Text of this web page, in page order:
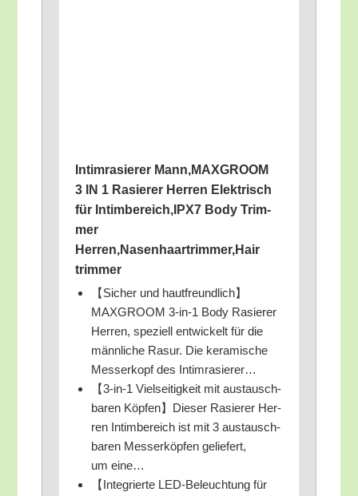
Intim­ra­sie­rer Mann,MAXGROOM
3 IN 1 Rasie­rer Her­ren Elek­trisch
für Intimbereich,IPX7 Body Trim­
mer
Herren,Nasenhaartrimmer,Hair
trimmer
【Sicher und hautfreundlich】
MAXGROOM 3‑in‑1 Body Rasie­rer
Her­ren, spe­zi­ell ent­wi­ckelt für die
männ­li­che Rasur. Die kera­mi­sche
Mes­ser­kopf des Intimrasierer…
【3‑in‑1 Viel­sei­tig­keit mit aus­tausch­
ba­ren Köpfen】Dieser Rasie­rer Her­
ren Intim­be­reich ist mit 3 aus­tausch­
ba­ren Mes­ser­köp­fen gelie­fert,
um eine…
【Inte­grier­te LED-Beleuch­tung für